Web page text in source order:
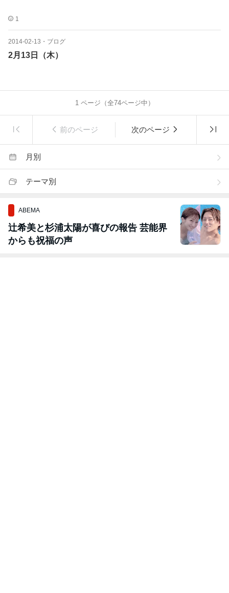
1
2014-02-13 ・ ブログ
2月13日（木）
1ページ（全74ページ中）
前のページ 次のページ
月別
テーマ別
ABEMA
辻希美と杉浦太陽が喜びの報告 芸能界
からも祝福の声